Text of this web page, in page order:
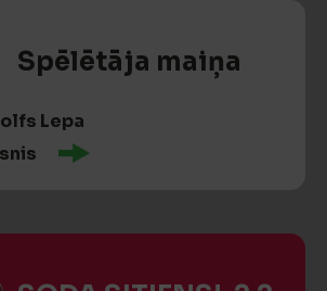
Spēlētāja maiņa
Lepa